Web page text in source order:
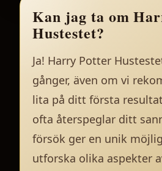
Kan jag ta om
Hustestet?
Ja! Harry Potter
gånger, även om vi
lita på ditt första
ofta återspeglar ditt
försök ger en unik
utforska olika aspekter